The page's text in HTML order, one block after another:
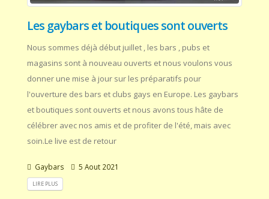
Les gaybars et boutiques sont ouverts
Nous sommes déjà début juillet , les bars , pubs et
magasins sont à nouveau ouverts et nous voulons vous
donner une mise à jour sur les préparatifs pour
l'ouverture des bars et clubs gays en Europe. Les gaybars
et boutiques sont ouverts et nous avons tous hâte de
célébrer avec nos amis et de profiter de l'été, mais avec
soin.Le live est de retour
Gaybars 5 Aout 2021
LIRE PLUS